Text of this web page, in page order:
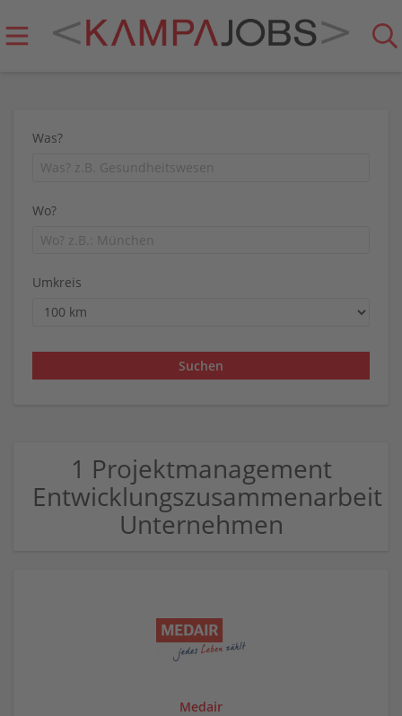
Was?
Wo?
Umkreis
1 Projektmanagement
Entwicklungszusammenarbeit
Unternehmen
Medair